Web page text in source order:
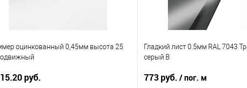
оцинкованный 0,45мм высота 25
15.20 руб.
Гладкий лист 0.5мм RAL 7043
серый B
773 руб. / пог. м